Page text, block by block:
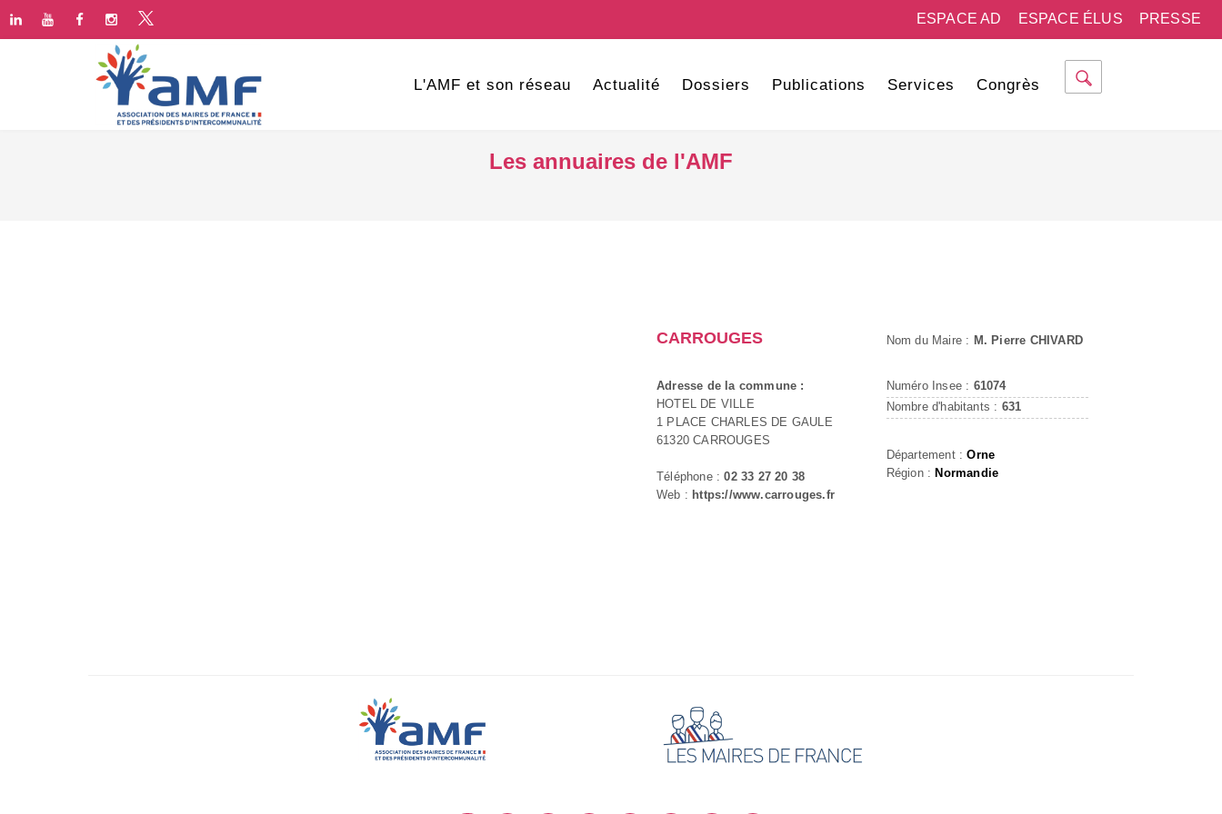
PRESSE
ESPACE ÉLUS
ESPACE AD
L'AMF et son réseau Actualité Dossiers Publications Services Congrès
Les annuaires de l'AMF
CARROUGES
Adresse de la commune :
HOTEL DE VILLE
1 PLACE CHARLES DE GAULE
61320 CARROUGES
Téléphone :02 33 27 20 38
Web : https://www.carrouges.fr
Nom du Maire : M. Pierre CHIVARD
Numéro Insee : 61074
Nombre d'habitants : 631
Département :Orne
Région : Normandie